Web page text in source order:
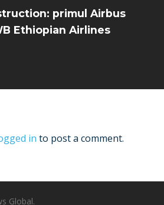
primul Airbus
Ethiopian Airlines
in to post a comment.
Global.